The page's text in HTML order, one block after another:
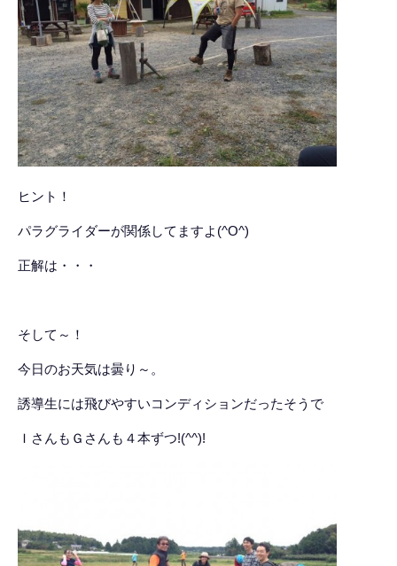
ヒント！
パラグライダーが関係してますよ(^O^)
正解は・・・
そして～！
今日のお天気は曇り～。
誘導生には飛びやすいコンディションだったそうで
ＩさんもＧさんも４本ずつ!(^^)!